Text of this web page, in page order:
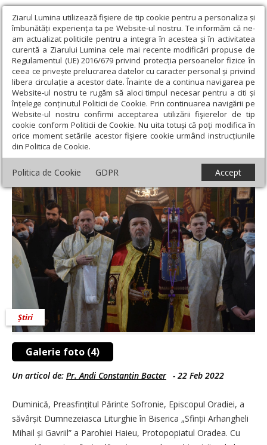
Ziarul Lumina utilizează fişiere de tip cookie pentru a personaliza și
îmbunătăți experiența ta pe Website-ul nostru. Te informăm că ne-
am actualizat politicile pentru a integra în acestea și în activitatea
curentă a Ziarului Lumina cele mai recente modificări propuse de
Regulamentul (UE) 2016/679 privind protecția persoanelor fizice în
ceea ce privește prelucrarea datelor cu caracter personal și privind
libera circulație a acestor date. Înainte de a continua navigarea pe
Website-ul nostru te rugăm să aloci timpul necesar pentru a citi și
înțelege conținutul Politicii de Cookie. Prin continuarea navigării pe
Website-ul nostru confirmi acceptarea utilizării fişierelor de tip
cookie conform Politicii de Cookie. Nu uita totuși că poți modifica în
orice moment setările acestor fişiere cookie urmând instrucțiunile
din Politica de Cookie.
Politica de Cookie GDPR Accept
Ziarul Lumina › Actualitate religioasă › Știri › Hirotonie de preot
şi diacon în Episcopia Oradiei
Hirotonie de preot şi diacon în Episcopia
Oradiei
Galerie foto (4)
Știri
Un articol de: Pr. Andi Constantin Bacter - 22 Feb 2022
Duminică, Preasfințitul Părinte Sofronie, Episcopul Oradiei, a
săvârșit Dumnezeiasca Liturghie în Biserica „Sfinții Arhangheli
Mihail și Gavriil” a Parohiei Haieu, Protopopiatul Oradea. Cu